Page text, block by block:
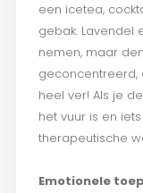
een icetea,
gebak. Lavendel
nemen, maar
geconcentreerd,
heel ver! Als je
het vuur is en
therapeutische
Emotionele